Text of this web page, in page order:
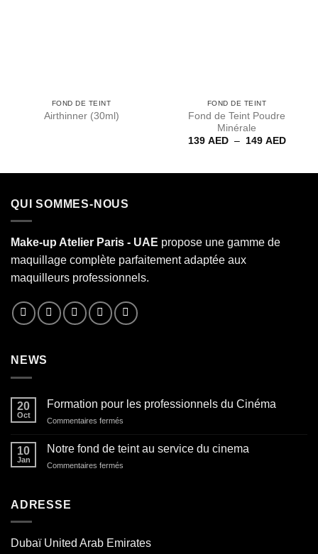
FOND DE TEINT
Airthinner (30ml)
FOND DE TEINT
Fond de Teint Poudre
Minérale
139 AED – 149 AEDPlage
QUI SOMMES-NOUS
Make-up Atelier Paris - UAE propose une gamme de
maquillage complète parfaitement adaptée aux
maquilleurs professionnels.
NEWS
20
Oct
Formation pour les professionnels du Cinéma
Commentaires fermés
pour
10
Jan
Notre fond de teint au service du cinema
Commentaires fermés
service
du
ADRESSE
Dubaï United Arab Emirates